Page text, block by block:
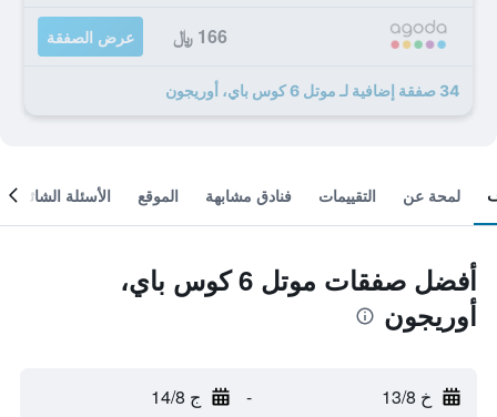
166 ﷼ عرض الصفقة
34 صفقة إضافية لـ موتل 6 كوس باي، أوريجون
لمحة عن التقييمات فنادق مشابهة الموقع الأسئلة الشائعة
أفضل صفقات موتل 6 كوس باي،
أوريجون
خ 13/8 - ج 14/8